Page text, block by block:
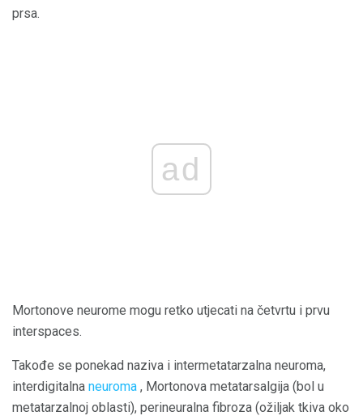
prsa.
ad
Mortonove neurome mogu retko utjecati na četvrtu i prvu
interspaces.
Takođe se ponekad naziva i intermetatarzalna neuroma,
interdigitalna neuroma , Mortonova metatarsalgija (bol u
metatarzalnoj oblasti), perineuralna fibroza (ožiljak tkiva oko